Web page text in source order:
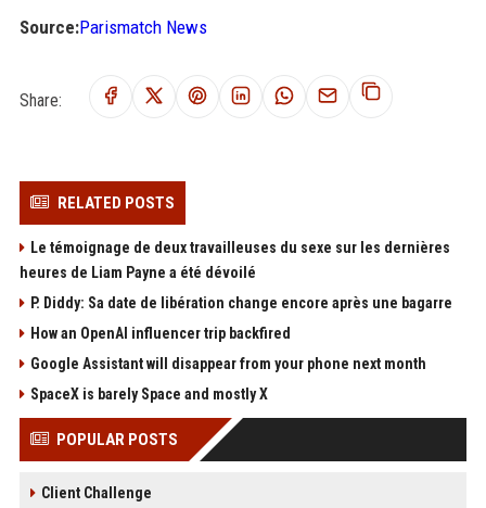
Source:Parismatch News
Share:
RELATED POSTS
Le témoignage de deux travailleuses du sexe sur les dernières
heures de Liam Payne a été dévoilé
P. Diddy: Sa date de libération change encore après une bagarre
How an OpenAI influencer trip backfired
Google Assistant will disappear from your phone next month
SpaceX is barely Space and mostly X
POPULAR POSTS
Client Challenge